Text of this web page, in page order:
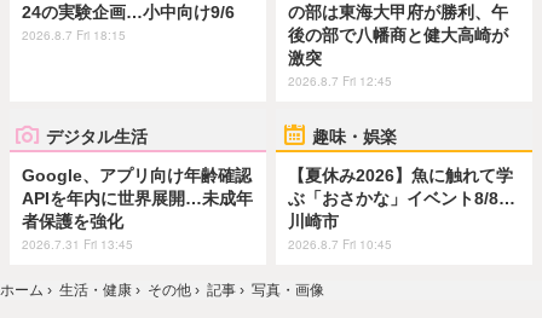
24の実験企画…小中向け9/6
2026.8.7 Fri 18:15
の部は東海大甲府が勝利、午
後の部で八幡商と健大高崎が
激突
2026.8.7 Fri 12:45
デジタル生活
Google、アプリ向け年齢確認
APIを年内に世界展開…未成年
者保護を強化
2026.7.31 Fri 13:45
趣味・娯楽
【夏休み2026】魚に触れて学
ぶ「おさかな」イベント8/8…
川崎市
2026.8.7 Fri 10:45
ホーム › 生活・健康 › その他 › 記事 › 写真・画像